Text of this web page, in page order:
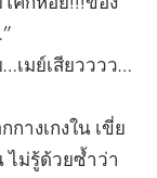
เมย์เสียวววว…
างเกงใน เขี่ย
ไม่รู้ด้วยซ้ำว่า